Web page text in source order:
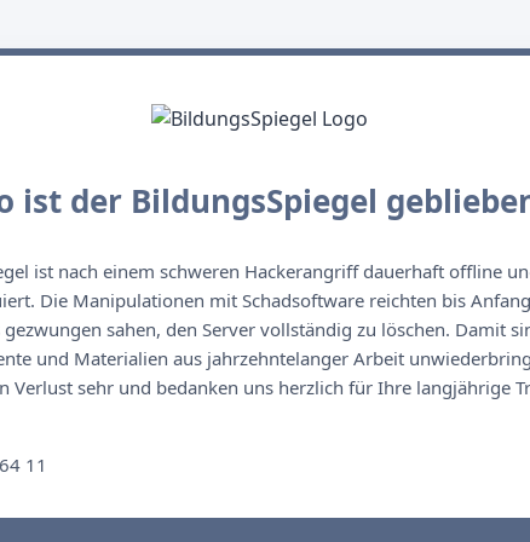
ist der BildungsSpiegel
ist nach einem schweren Hackerangriff dauerhaft offline
Die Manipulationen mit Schadsoftware reichten bis
sahen, den Server vollständig zu löschen. Damit
und Materialien aus jahrzehntelanger Arbeit
Verlust sehr und bedanken uns herzlich für Ihre langjährige
11